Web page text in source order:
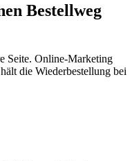
Bestellweg
Seite. Online-Marketing
die Wiederbestellung bei